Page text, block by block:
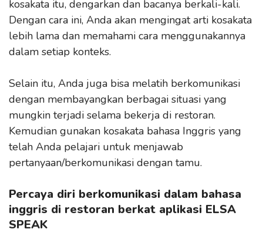
kosakata itu, dengarkan dan bacanya berkali-kali.
Dengan cara ini, Anda akan mengingat arti kosakata
lebih lama dan memahami cara menggunakannya
dalam setiap konteks.
Selain itu, Anda juga bisa melatih berkomunikasi
dengan membayangkan berbagai situasi yang
mungkin terjadi selama bekerja di restoran.
Kemudian gunakan kosakata bahasa Inggris yang
telah Anda pelajari untuk menjawab
pertanyaan/berkomunikasi dengan tamu.
Percaya diri berkomunikasi dalam bahasa
inggris di restoran berkat aplikasi ELSA
SPEAK